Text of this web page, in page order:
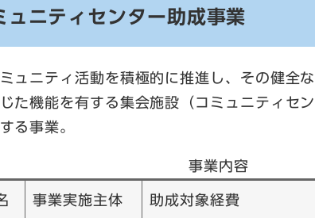
ュニティセンター助成事業
ュニティ活動を積極的に推進し、その健全
た機能を有する集会施設（コミュニティセ
る事業。
事業内容
事業実施主体 助成対象経費